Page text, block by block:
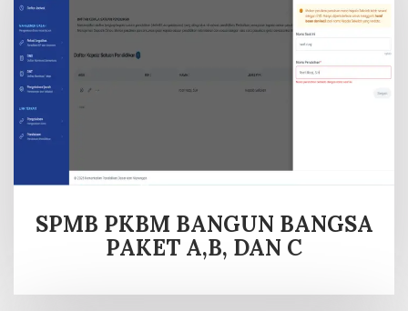
SPMB PKBM BANGUN BANGSA
PAKET A,B, DAN C